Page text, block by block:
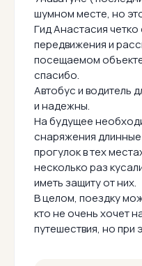
шумном месте, но
Гид Анастасия
передвижения и
посещаемом
спасибо.
Автобус и водитель
и надежны.
На будущее
снаряжения длинные
прогулок в тех
несколько раз
иметь защиту от них.
В целом, поездку
кто не очень хочет
путешествия, но при